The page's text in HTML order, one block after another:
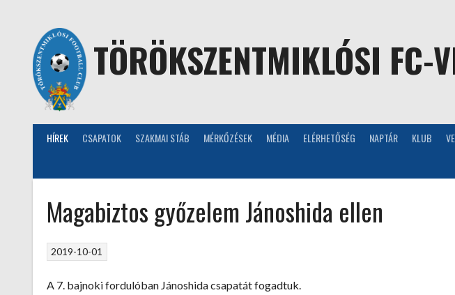
TÖRÖKSZENTMIKLÓSI FC-
HÍREK CSAPATOK SZAKMAI STÁB MÉRKŐZÉSEK MÉDIA ELÉRHETŐSÉG NAPTÁR KLUB
Magabiztos győzelem Jánoshida ellen
2019-10-01
A 7. bajnoki fordulóban Jánoshida csapatát fogadtuk.